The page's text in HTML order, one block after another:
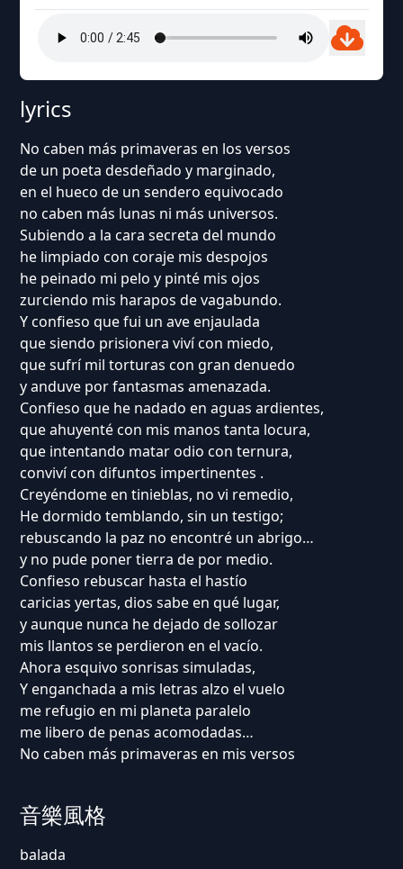
lyrics
No caben más primaveras en los versos
de un poeta desdeñado y marginado,
en el hueco de un sendero equivocado
no caben más lunas ni más universos.
Subiendo a la cara secreta del mundo
he limpiado con coraje mis despojos
he peinado mi pelo y pinté mis ojos
zurciendo mis harapos de vagabundo.
Y confieso que fui un ave enjaulada
que siendo prisionera viví con miedo,
que sufrí mil torturas con gran denuedo
y anduve por fantasmas amenazada.
Confieso que he nadado en aguas ardientes,
que ahuyenté con mis manos tanta locura,
que intentando matar odio con ternura,
conviví con difuntos impertinentes .
Creyéndome en tinieblas, no vi remedio,
He dormido temblando, sin un testigo;
rebuscando la paz no encontré un abrigo…
y no pude poner tierra de por medio.
Confieso rebuscar hasta el hastío
caricias yertas, dios sabe en qué lugar,
y aunque nunca he dejado de sollozar
mis llantos se perdieron en el vacío.
Ahora esquivo sonrisas simuladas,
Y enganchada a mis letras alzo el vuelo
me refugio en mi planeta paralelo
me libero de penas acomodadas…
No caben más primaveras en mis versos
音樂風格
balada